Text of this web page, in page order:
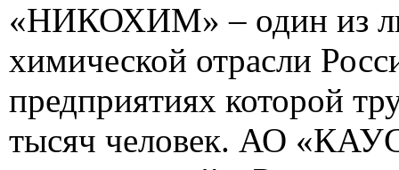
«НИКОХИМ» – один из
химической отрасли
предприятиях которой
тысяч человек. АО